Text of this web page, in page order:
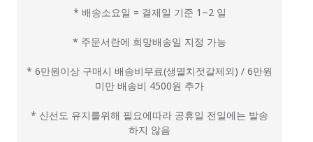
* 배송소요일 = 결제일 기준 1~2 일
* 주문서란에 희망배송일 지정 가능
* 6만원이상 구매시 배송비무료(생멸치젓갈제외) / 6만원
미만 배송비 4500원 추가
* 신선도 유지를위해 필요에따라 공휴일 전일에는 발송
하지 않음